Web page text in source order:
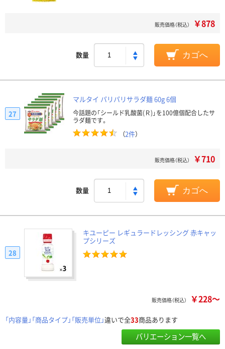
販売価格（税込） ￥878
数量 カゴへ
マルタイ パリパリサラダ麺 60g 6個
今話題の「シールド乳酸菌(Ｒ)」を100億個配合したサ
ラダ麺です。
（2件）
27
販売価格（税込） ￥710
数量 カゴへ
キユーピー レギュラードレッシング 赤キャッ
プシリーズ
28
販売価格（税込） ￥228～
「内容量」「商品タイプ」「販売単位」違いで全33商品あります
バリエーション一覧へ